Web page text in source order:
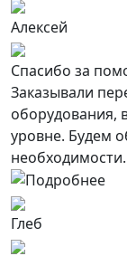
Алексей
Спасибо за
Заказывали
оборудования,
уровне. Будем
необходимости.
Глеб